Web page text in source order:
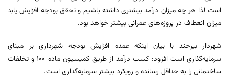
است لذا هر چه میزان درآمد بیشتری داشته باشیم و تحقق بودجه افزایش یابد
میزان انعطاف در پروژه‌های عمرانی بیشتر خواهد بود.
شهردار بیرجند با بیان اینکه عمده افزایش بودجه شهرداری بر مبنای
سرمایه‌گذاری است افزود: کسب درآمد از طریق کمیسیون ماده ۱۰۰ و تخلفات
ساختمانی را به حداقل رسانده و رویکرد بیشتر سرمایه‌گذاری است.